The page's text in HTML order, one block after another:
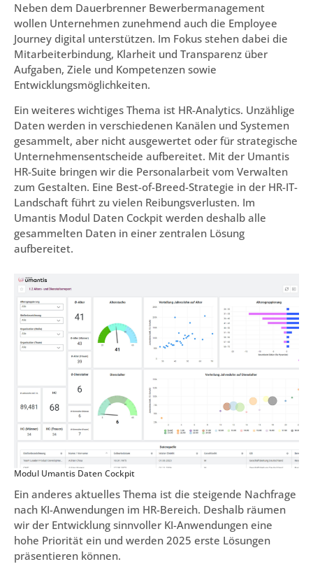
Neben dem Dauerbrenner Bewerbermanagement
wollen Unternehmen zunehmend auch die Employee
Journey digital unterstützen. Im Fokus stehen dabei die
Mitarbeiterbindung, Klarheit und Transparenz über
Aufgaben, Ziele und Kompetenzen sowie
Entwicklungsmöglichkeiten.
Ein weiteres wichtiges Thema ist HR-Analytics. Unzählige
Daten werden in verschiedenen Kanälen und Systemen
gesammelt, aber nicht ausgewertet oder für strategische
Unternehmensentscheide aufbereitet. Mit der Umantis
HR-Suite bringen wir die Personalarbeit vom Verwalten
zum Gestalten. Eine Best-of-Breed-Strategie in der HR-IT-
Landschaft führt zu vielen Reibungsverlusten. Im
Umantis Modul Daten Cockpit werden deshalb alle
gesammelten Daten in einer zentralen Lösung
aufbereitet.
Modul Umantis Daten Cockpit
Ein anderes aktuelles Thema ist die steigende Nachfrage
nach KI-Anwendungen im HR-Bereich. Deshalb räumen
wir der Entwicklung sinnvoller KI-Anwendungen eine
hohe Priorität ein und werden 2025 erste Lösungen
präsentieren können.